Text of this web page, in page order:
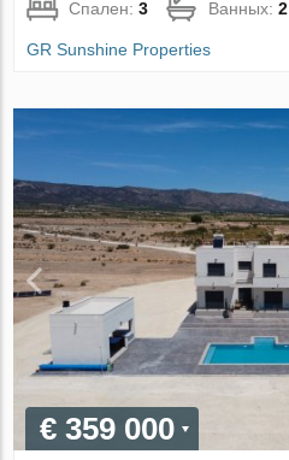
Спален:3 Ванных:2
GR Sunshine Properties
€ 359 000